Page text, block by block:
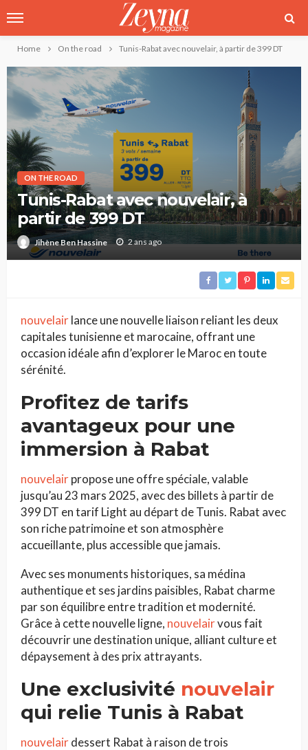
Home On the road Tunis-Rabat avec nouvelair, à partir de 399 DT
ON THE ROAD
Tunis-Rabat avec nouvelair, à
partir de 399 DT
Jihène Ben Hassine 2 ans ago
nouvelairlance une nouvelle liaison reliant les deux
capitales tunisienne et marocaine, offrant une
occasion idéale afin d’explorer le Maroc en toute
sérénité.
Profitez de tarifs
avantageux pour une
immersion à Rabat
nouvelairpropose une offre spéciale, valable
jusqu’au 23 mars 2025, avec des billets à partir de
399 DT en tarif Light au départ de Tunis. Rabat avec
son riche patrimoine et son atmosphère
accueillante, plus accessible que jamais.
Avec ses monuments historiques, sa médina
authentique et ses jardins paisibles, Rabat charme
par son équilibre entre tradition et modernité.
Grâce à cette nouvelle ligne, nouvelairvous fait
découvrir une destination unique, alliant culture et
dépaysement à des prix attrayants.
Une exclusivité nouvelair
qui relie Tunis à Rabat
nouvelairdessert Rabat à raison de trois